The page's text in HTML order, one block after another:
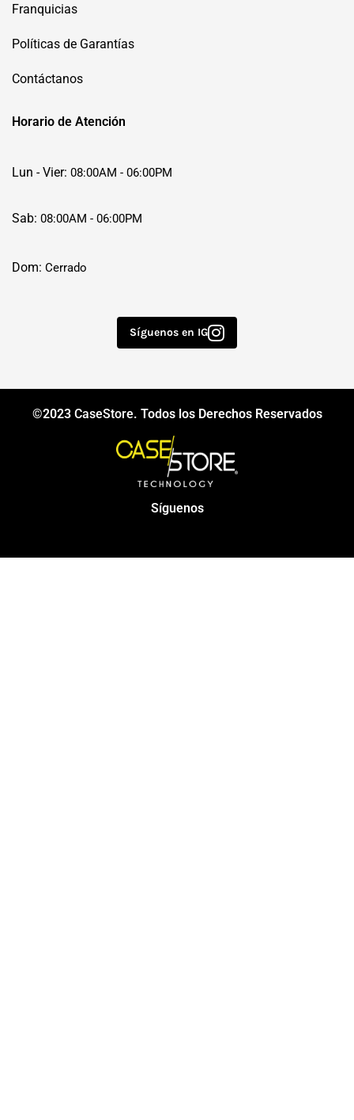
Franquicias
Políticas de Garantías
Contáctanos
Horario de Atención
Lun - Vier: 08:00AM - 06:00PM
Sab: 08:00AM - 06:00PM
Dom: Cerrado
Síguenos en IG
©2023 CaseStore. Todos los Derechos Reservados
Síguenos